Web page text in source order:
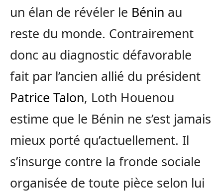
un élan de révéler le Bénin au
reste du monde. Contrairement
donc au diagnostic défavorable
fait par l’ancien allié du président
Patrice Talon, Loth Houenou
estime que le Bénin ne s’est jamais
mieux porté qu’actuellement. Il
s’insurge contre la fronde sociale
organisée de toute pièce selon lui